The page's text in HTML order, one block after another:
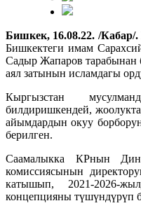
Бишкек, 16.08.22. /Кабар/.
Бишкектеги имам
Садыр Жапаров тарабынан
аял затынын исламдагы
Кыргызстан
билдиришкендей,
айымдардын окуу
берилген.
Саамалыкка КРнын
комиссиясынын
катышып, 2021-2026-
концепцияны түшүндүрүп